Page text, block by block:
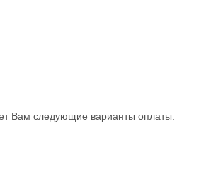
Вам следующие варианты оплаты: